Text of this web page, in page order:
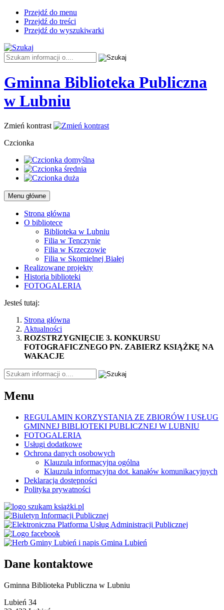
Przejdź do menu
Przejdź do treści
Przejdź do wyszukiwarki
Tutaj
wpisz
frazę:
Gminna Biblioteka Publiczna
w Lubniu
KONKURSU
KSIĄŻKĘ
NA
WAKACJE
Zmień kontrast
Czcionka
Menu główne
Strona główna
O bibliotece
Biblioteka w Lubniu
Filia w Tenczynie
Filia w Krzeczowie
Filia w Skomielnej Białej
Realizowane projekty
Historia biblioteki
FOTOGALERIA
Jesteś tutaj:
Strona główna
Aktualności
ROZSTRZYGNIĘCIE 3. KONKURSU
FOTOGRAFICZNEGO PN. ZABIERZ KSIĄŻKĘ NA
WAKACJE
Tutaj
wpisz
szukaną
frazę:
Menu
REGULAMIN KORZYSTANIA ZE ZBIORÓW I USŁUG
GMINNEJ BIBLIOTEKI PUBLICZNEJ W LUBNIU
FOTOGALERIA
Usługi dodatkowe
Ochrona danych osobowych
Klauzula informacyjna ogólna
Klauzula informacyjna dot. kanałów komunikacyjnych
Deklaracja dostępności
Polityka prywatności
Dane kontaktowe
Gminna Biblioteka Publiczna w Lubniu
Lubień 34